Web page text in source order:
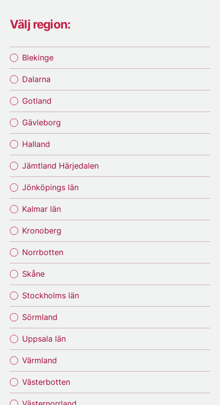
Välj region:
Blekinge
Dalarna
Gotland
Gävleborg
Halland
Jämtland Härjedalen
Jönköpings län
Kalmar län
Kronoberg
Norrbotten
Skåne
Stockholms län
Sörmland
Uppsala län
Värmland
Västerbotten